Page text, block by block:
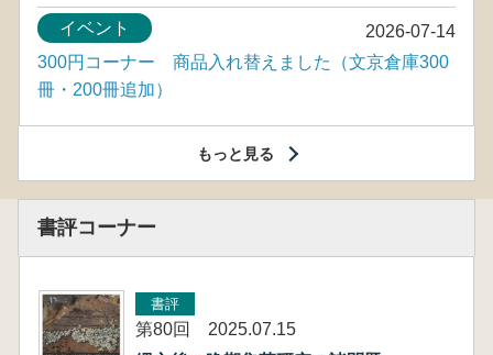
2026-07-14
イベント
300円コーナー 商品入れ替えました（文京倉庫300
冊・200冊追加）
もっと見る
書評コーナー
書評
第80回 2025.07.15